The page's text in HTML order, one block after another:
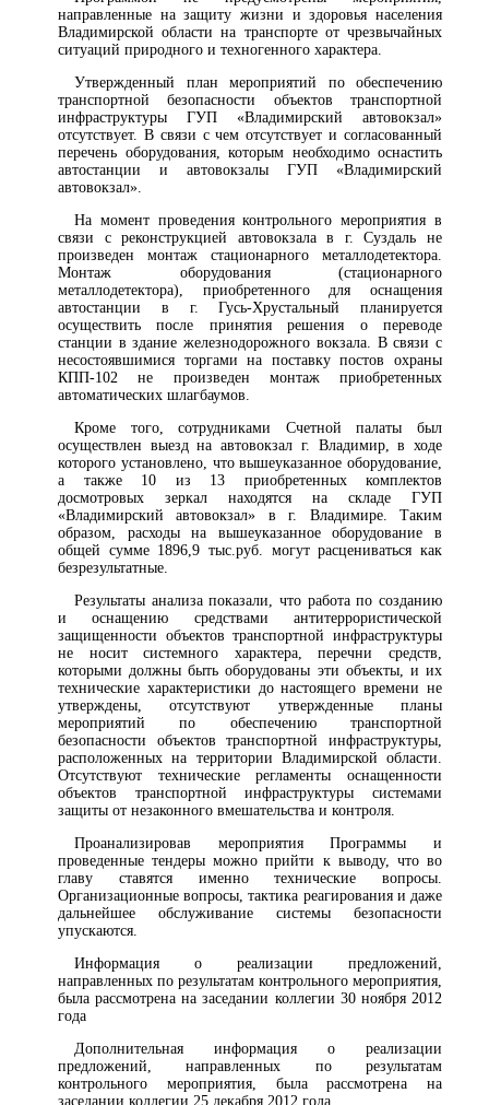
направленные на защиту жизни и здоровья населения
Владимирской области на транспорте от чрезвычайных
ситуаций природного и техногенного характера.
Утвержденный план мероприятий по обеспечению
транспортной безопасности объектов транспортной
инфраструктуры ГУП «Владимирский автовокзал»
отсутствует. В связи с чем отсутствует и согласованный
перечень оборудования, которым необходимо оснастить
автостанции и автовокзалы ГУП «Владимирский
автовокзал».
На момент проведения контрольного мероприятия в
связи с реконструкцией автовокзала в г. Суздаль не
произведен монтаж стационарного металлодетектора.
Монтаж оборудования (стационарного
металлодетектора), приобретенного для оснащения
автостанции в г. Гусь-Хрустальный планируется
осуществить после принятия решения о переводе
станции в здание железнодорожного вокзала. В связи с
несостоявшимися торгами на поставку постов охраны
КПП-102 не произведен монтаж приобретенных
автоматических шлагбаумов.
Кроме того, сотрудниками Счетной палаты был
осуществлен выезд на автовокзал г. Владимир, в ходе
которого установлено, что вышеуказанное оборудование,
а также 10 из 13 приобретенных комплектов
досмотровых зеркал находятся на складе ГУП
«Владимирский автовокзал» в г. Владимире. Таким
образом, расходы на вышеуказанное оборудование в
общей сумме 1896,9 тыс.руб. могут расцениваться как
безрезультатные.
Результаты анализа показали, что работа по созданию
и оснащению средствами антитеррористической
защищенности объектов транспортной инфраструктуры
не носит системного характера, перечни средств,
которыми должны быть оборудованы эти объекты, и их
технические характеристики до настоящего времени не
утверждены, отсутствуют утвержденные планы
мероприятий по обеспечению транспортной
безопасности объектов транспортной инфраструктуры,
расположенных на территории Владимирской области.
Отсутствуют технические регламенты оснащенности
объектов транспортной инфраструктуры системами
защиты от незаконного вмешательства и контроля.
Проанализировав мероприятия Программы и
проведенные тендеры можно прийти к выводу, что во
главу ставятся именно технические вопросы.
Организационные вопросы, тактика реагирования и даже
дальнейшее обслуживание системы безопасности
упускаются.
Информация о реализации предложений,
направленных по результатам контрольного мероприятия,
была рассмотрена на заседании коллегии 30 ноября 2012
года
Дополнительная информация о реализации
предложений, направленных по результатам
контрольного мероприятия, была рассмотрена на
заседании коллегии 25 декабря 2012 года